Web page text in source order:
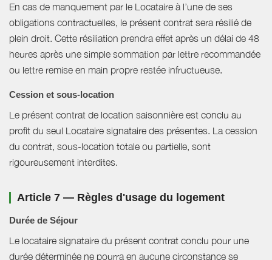
En cas de manquement par le Locataire à l’une de ses
obligations contractuelles, le présent contrat sera résilié de
plein droit. Cette résiliation prendra effet après un délai de 48
heures après une simple sommation par lettre recommandée
ou lettre remise en main propre restée infructueuse.
Cession et sous-location
Le présent contrat de location saisonnière est conclu au
profit du seul Locataire signataire des présentes. La cession
du contrat, sous-location totale ou partielle, sont
rigoureusement interdites.
Article 7 — Règles d'usage du logement
Durée de Séjour
Le locataire signataire du présent contrat conclu pour une
durée déterminée ne pourra en aucune circonstance se